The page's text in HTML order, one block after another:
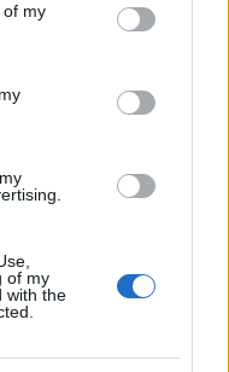
You may click to
its third-party tags to
in below Google
of my
of my
with the